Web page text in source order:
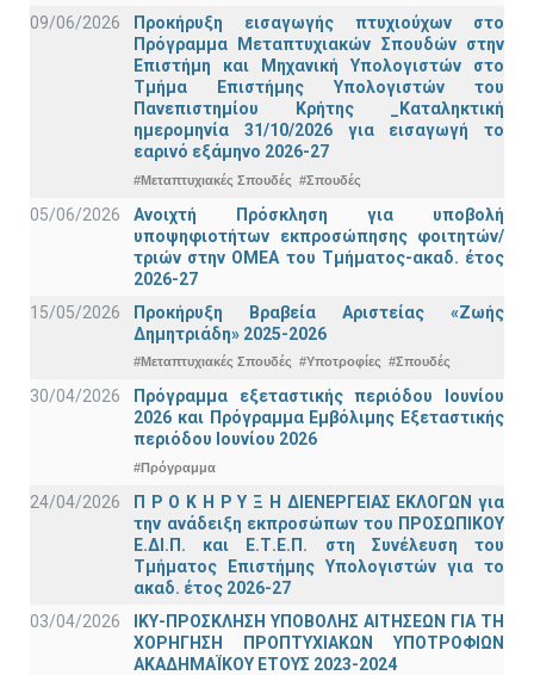
09/06/2026
Προκήρυξη εισαγωγής πτυχιούχων στo
Πρόγραμμα Μεταπτυχιακών Σπουδών στην
Επιστήμη και Μηχανική Υπολογιστών στο
Τμήμα Eπιστήμης Υπολογιστών του
Πανεπιστημίου Κρήτης _Καταληκτική
ημερομηνία 31/10/2026 για εισαγωγή το
εαρινό εξάμηνο 2026-27
#Μεταπτυχιακές Σπουδές #Σπουδές
05/06/2026
Ανοιχτή Πρόσκληση για υποβολή
υποψηφιοτήτων εκπροσώπησης φοιτητών/
τριών στην ΟΜΕΑ του Τμήματος-ακαδ. έτος
2026-27
15/05/2026
Προκήρυξη Βραβεία Αριστείας «Ζωής
Δημητριάδη» 2025-2026
#Μεταπτυχιακές Σπουδές #Υποτροφίες #Σπουδές
30/04/2026
Πρόγραμμα εξεταστικής περιόδου Ιουνίου
2026 και Πρόγραμμα Εμβόλιμης Εξεταστικής
περιόδου Ιουνίου 2026
#Πρόγραμμα
24/04/2026
Π Ρ Ο Κ Η Ρ Υ Ξ Η ΔΙΕΝΕΡΓΕΙΑΣ ΕΚΛΟΓΩΝ για
την ανάδειξη εκπροσώπων του ΠΡΟΣΩΠΙΚΟΥ
Ε.ΔΙ.Π. και Ε.Τ.Ε.Π. στη Συνέλευση του
Τμήματος Επιστήμης Υπολογιστών για το
ακαδ. έτος 2026-27
03/04/2026
ΙΚΥ-ΠΡΟΣΚΛΗΣΗ ΥΠΟΒΟΛΗΣ ΑΙΤΗΣΕΩΝ ΓΙΑ ΤΗ
ΧΟΡΗΓΗΣΗ ΠΡΟΠΤΥΧΙΑΚΩΝ ΥΠΟΤΡΟΦΙΩΝ
ΑΚΑΔΗΜΑΪΚΟΥ ΕΤΟΥΣ 2023-2024